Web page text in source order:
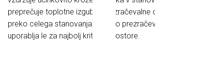
preprečuje toplotne izgube. Prezračevalne cevi ne vodijo
preko celega stanovanja, lokalno prezračevanje se
uporablja le za najbolj kritične prostore.